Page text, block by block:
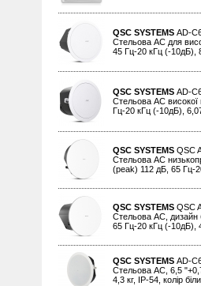
QSC SYSTEMS AD-
Стельова АС для
45 Гц-20 кГц (-10дБ),
QSC SYSTEMS AD-
Стельова АС високої
Гц-20 кГц (-10дБ),
QSC SYSTEMS QSC
Стельова АС
(peak) 112 дБ, 65 Гц-
QSC SYSTEMS QSC
Стельова АС, дизайн
65 Гц-20 кГц (-10дБ),
QSC SYSTEMS AD-
Стельова АС, 6,5
4,3 кг, IP-54, колір